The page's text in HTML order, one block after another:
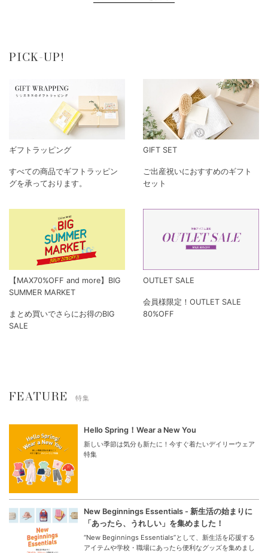
PICK-UP!
ギフトラッピング
すべての商品でギフトラッピン
グを承っております。
GIFT SET
ご出産祝いにおすすめのギフト
セット
【MAX70%OFF and more】BIG
SUMMER MARKET
まとめ買いでさらにお得のBIG
SALE
OUTLET SALE
会員様限定！OUTLET SALE
80%OFF
FEATURE 特集
Hello Spring！Wear a New You
新しい季節は気分も新たに！今すぐ着たいデイリーウェア
特集
New Beginnings Essentials - 新生活の始まりに
「あったら、うれしい」を集めました！
“New Beginnings Essentials”として、新生活を応援する
アイテムや学校・職場にあったら便利なグッズを集めまし